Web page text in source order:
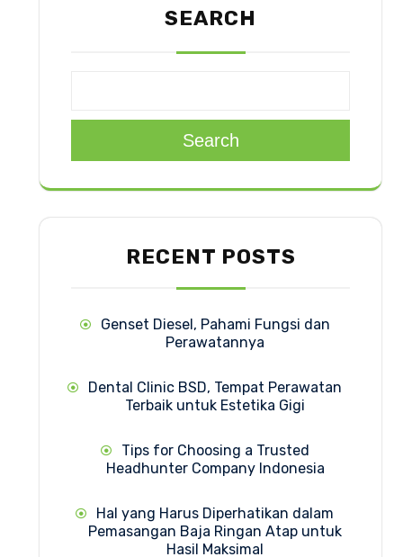
SEARCH
Search
RECENT POSTS
Genset Diesel, Pahami Fungsi dan
Perawatannya
Dental Clinic BSD, Tempat Perawatan
Terbaik untuk Estetika Gigi
Tips for Choosing a Trusted
Headhunter Company Indonesia
Hal yang Harus Diperhatikan dalam
Pemasangan Baja Ringan Atap untuk
Hasil Maksimal